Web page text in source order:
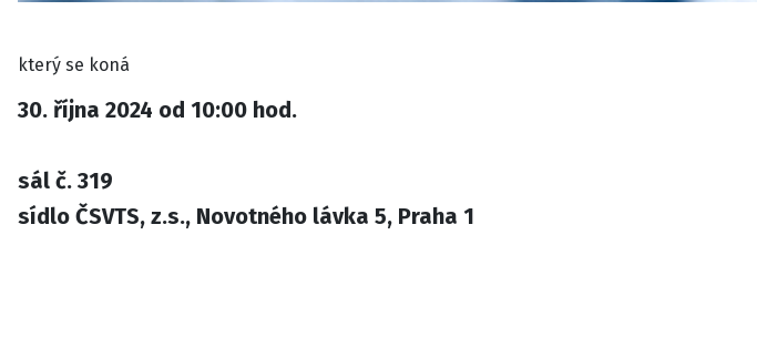
který se koná
30. října 2024 od 10:00 hod.
sál č. 319
sídlo ČSVTS, z.s., Novotného lávka 5, Praha 1